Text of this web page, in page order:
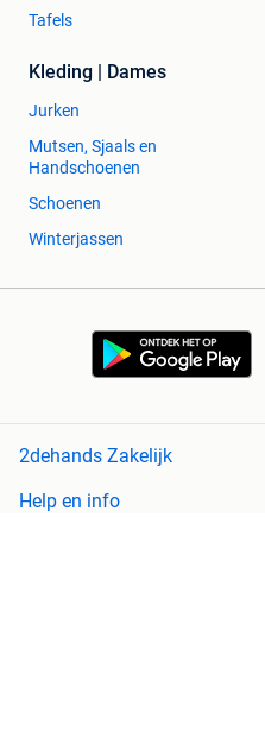
Tafels
Kleding | Dames
Jurken
Mutsen, Sjaals en
Handschoenen
Schoenen
Winterjassen
2dehands Zakelijk
Help en info